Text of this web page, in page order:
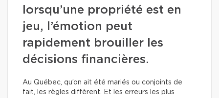
lorsqu’une propriété est en
jeu, l’émotion peut
rapidement brouiller les
décisions financières.
Au Québec, qu’on ait été mariés ou conjoints de
fait, les règles diffèrent. Et les erreurs les plus